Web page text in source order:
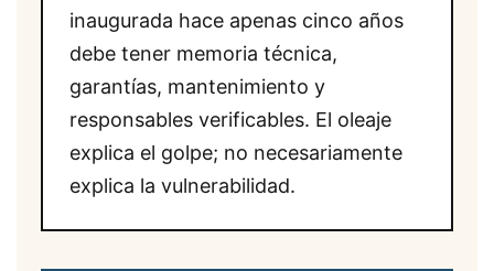
inaugurada hace apenas cinco años
debe tener memoria técnica,
garantías, mantenimiento y
responsables verificables. El oleaje
explica el golpe; no necesariamente
explica la vulnerabilidad.